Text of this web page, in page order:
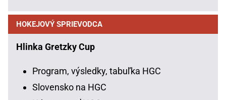
HOKEJOVÝ SPRIEVODCA
Hlinka Gretzky Cup
Program, výsledky, tabuľka HGC
Slovensko na HGC